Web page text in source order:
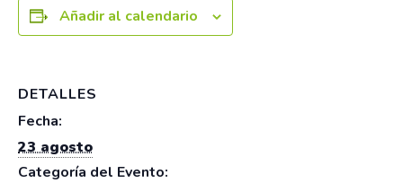
Añadir al calendario
DETALLES
Fecha:
23 agosto
Categoría del Evento: